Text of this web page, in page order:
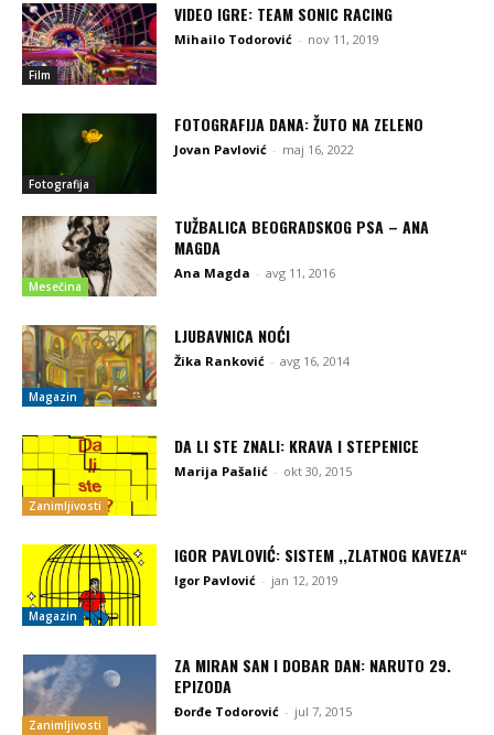
Film
VIDEO IGRE: TEAM SONIC RACING
Mihailo Todorović - nov 11, 2019
Fotografija
FOTOGRAFIJA DANA: ŽUTO NA ZELENO
Jovan Pavlović - maj 16, 2022
Mesečina
TUŽBALICA BEOGRADSKOG PSA – ANA
MAGDA
Ana Magda - avg 11, 2016
Magazin
LJUBAVNICA NOĆI
Žika Ranković - avg 16, 2014
Zanimljivosti
DA LI STE ZNALI: KRAVA I STEPENICE
Marija Pašalić - okt 30, 2015
Magazin
IGOR PAVLOVIĆ: SISTEM ,,ZLATNOG KAVEZA“
Igor Pavlović - jan 12, 2019
Zanimljivosti
ZA MIRAN SAN I DOBAR DAN: NARUTO 29.
EPIZODA
Đorđe Todorović - jul 7, 2015